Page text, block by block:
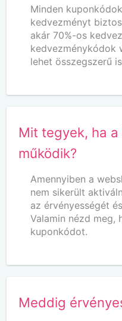
Minden
kedvezményt
akár 70%-os
kedvezménykódok
lehet összegszerű
Mit tegyek, ha
működik?
Amennyiben a
nem sikerült
az érvényességét
Valamin nézd meg,
kuponkódot.
Meddig